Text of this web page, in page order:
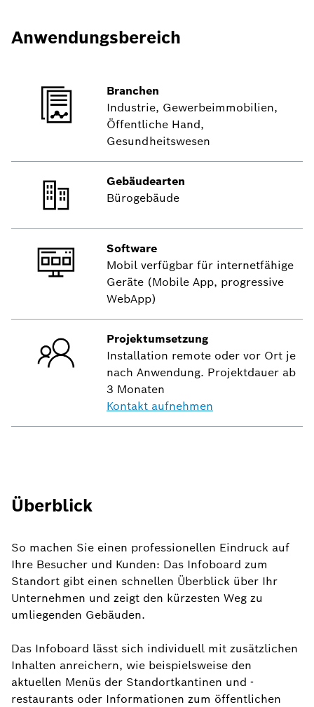
Anwendungsbereich
Branchen
Industrie, Gewerbeimmobilien,
Öffentliche Hand,
Gesundheitswesen
Gebäudearten
Bürogebäude
Software
Mobil verfügbar für internetfähige
Geräte (Mobile App, progressive
WebApp)
Projektumsetzung
Installation remote oder vor Ort je
nach Anwendung. Projektdauer ab
3 Monaten
Kontakt aufnehmen
Überblick
So machen Sie einen professionellen Eindruck auf
Ihre Besucher und Kunden: Das Infoboard zum
Standort gibt einen schnellen Überblick über Ihr
Unternehmen und zeigt den kürzesten Weg zu
umliegenden Gebäuden.
Das Infoboard lässt sich individuell mit zusätzlichen
Inhalten anreichern, wie beispielsweise den
aktuellen Menüs der Standortkantinen und -
restaurants oder Informationen zum öffentlichen